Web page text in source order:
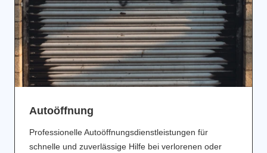
Аutoöffnung
Professionelle Autoöffnungsdienstleistungen für
schnelle und zuverlässige Hilfe bei verlorenen oder